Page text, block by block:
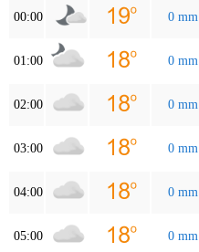
00:00 0 mm
01:00 0 mm
02:00 0 mm
03:00 0 mm
04:00 0 mm
05:00 0 mm